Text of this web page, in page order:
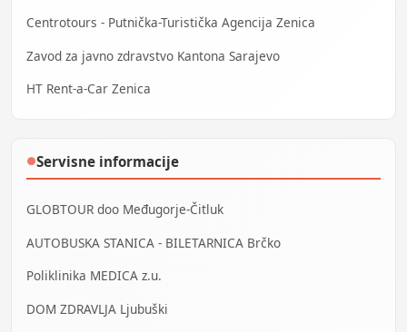
Centrotours - Putnička-Turistička Agencija Zenica
Zavod za javno zdravstvo Kantona Sarajevo
HT Rent-a-Car Zenica
●Servisne informacije
GLOBTOUR doo Međugorje-Čitluk
AUTOBUSKA STANICA - BILETARNICA Brčko
Poliklinika MEDICA z.u.
DOM ZDRAVLJA Ljubuški